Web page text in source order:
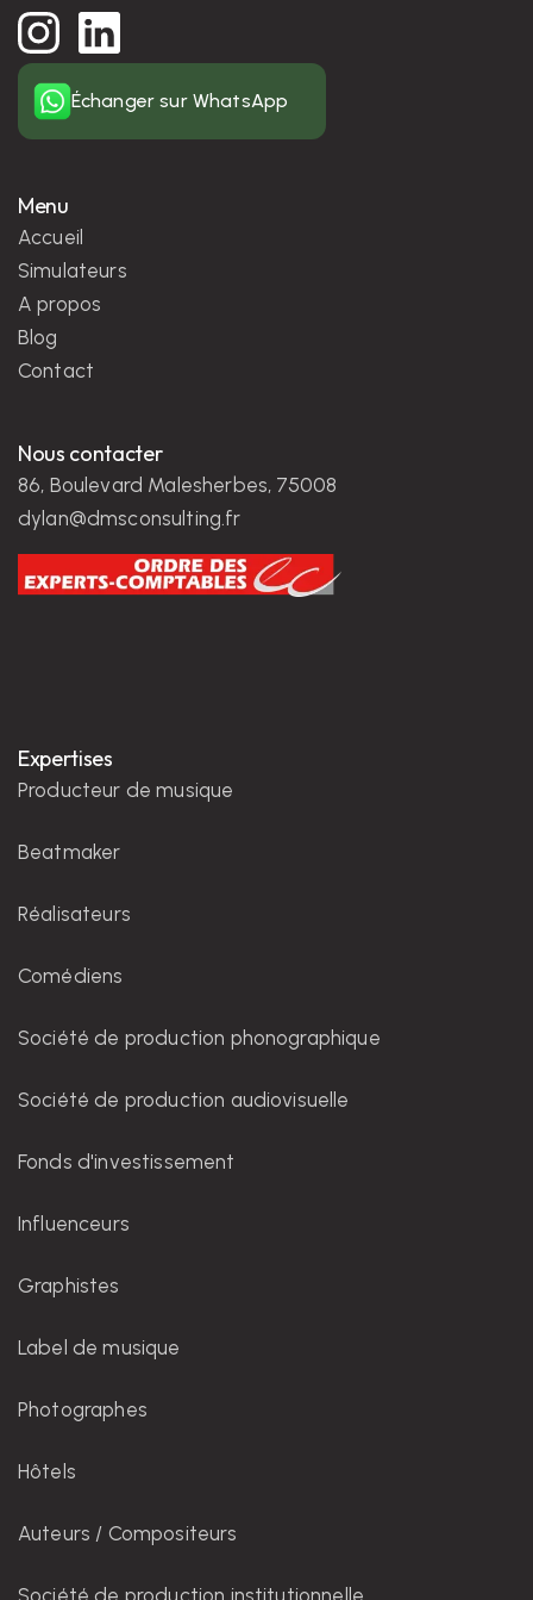
Échanger sur WhatsApp
Menu
Accueil
Simulateurs
A propos
Blog
Contact
Nous contacter
86, Boulevard Malesherbes, 75008
dylan@dmsconsulting.fr
Expertises
Producteur de musique
Beatmaker
Réalisateurs
Comédiens
Société de production phonographique
Société de production audiovisuelle
Fonds d'investissement
Influenceurs
Graphistes
Label de musique
Photographes
Hôtels
Auteurs / Compositeurs